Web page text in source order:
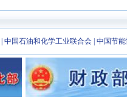
中国石油和化学工业联合会 中国节